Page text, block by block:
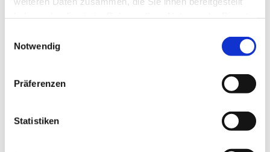
Notwendig
Präferenzen
Statistiken